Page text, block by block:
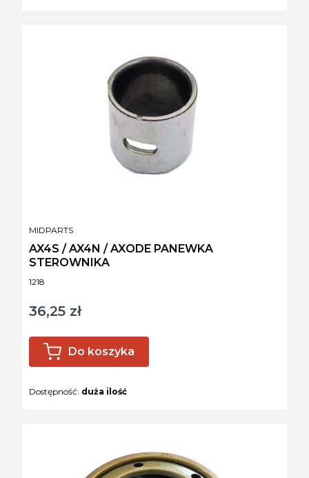
Kod produktu
1218
AX4S / AX4N / AXODE PANEWKA
STEROWNIKA
PRODUCENT
MIDPARTS
Cena
36,25 zł
Do koszyka
Dostępność: duża ilość